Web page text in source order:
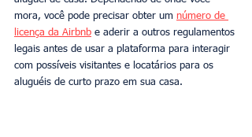
mora, você pode precisar obter um número de
licença da Airbnb e aderir a outros regulamentos
legais antes de usar a plataforma para interagir
com possíveis visitantes e locatários para os
aluguéis de curto prazo em sua casa.